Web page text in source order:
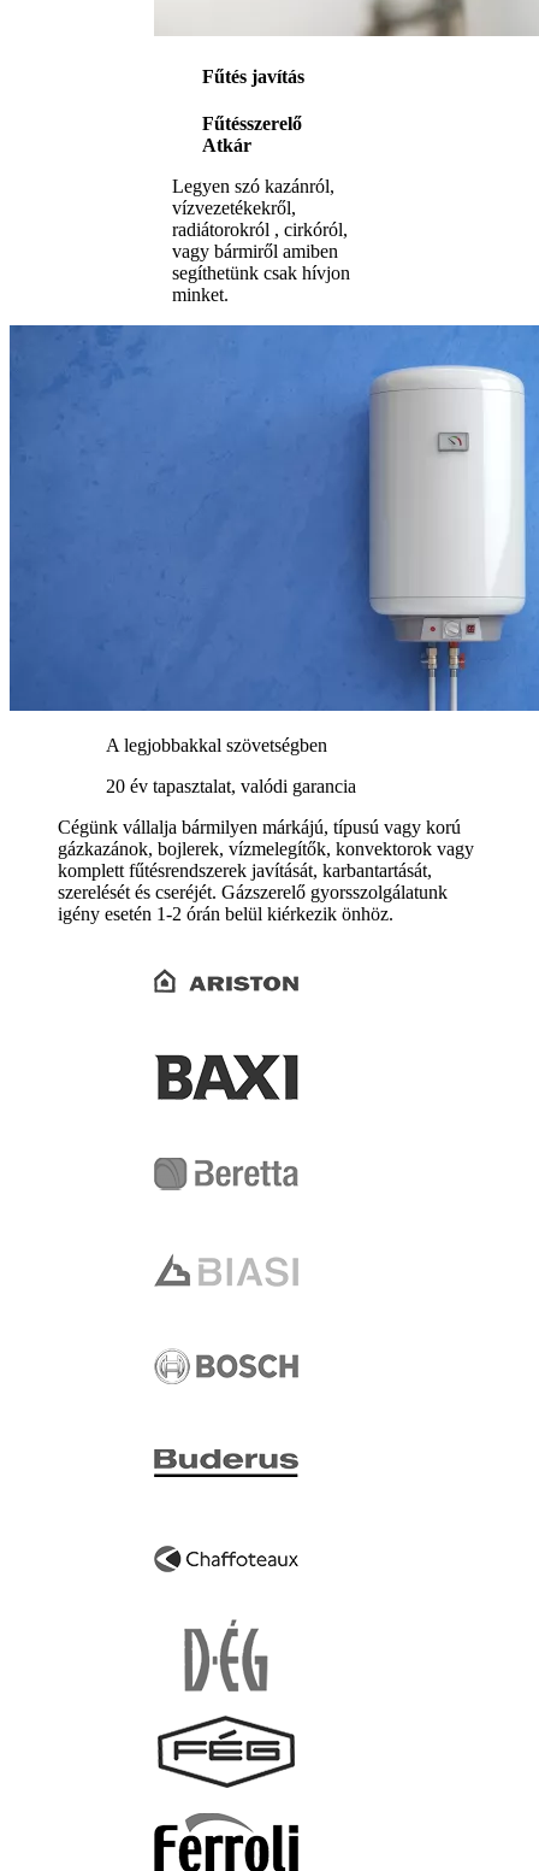
Fűtés javítás
Fűtésszerelő
Atkár
Legyen szó kazánról,
vízvezetékekről,
radiátorokról , cirkóról,
vagy bármiről amiben
segíthetünk csak hívjon
minket.
A legjobbakkal szövetségben
20 év tapasztalat, valódi garancia
Cégünk vállalja bármilyen márkájú, típusú vagy korú
gázkazánok, bojlerek, vízmelegítők, konvektorok vagy
komplett fűtésrendszerek javítását, karbantartását,
szerelését és cseréjét. Gázszerelő gyorsszolgálatunk
igény esetén 1-2 órán belül kiérkezik önhöz.